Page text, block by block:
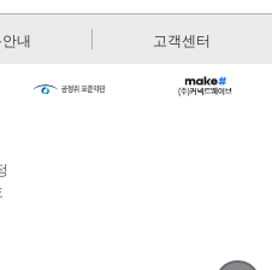
내 고객센터